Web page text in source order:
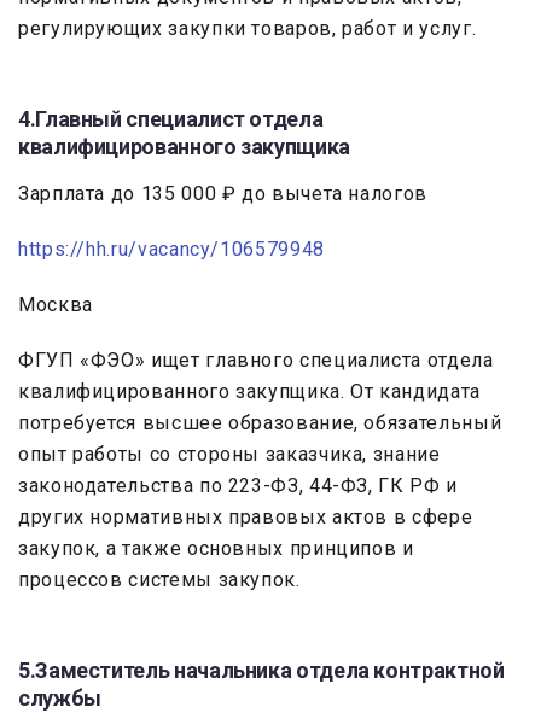
регулирующих закупки товаров, работ и услуг.
4.Главный специалист отдела
квалифицированного закупщика
Зарплата до 135 000 ₽ до вычета налогов
https://hh.ru/vacancy/106579948
Москва
ФГУП «ФЭО» ищет главного специалиста отдела
квалифицированного закупщика. От кандидата
потребуется высшее образование, обязательный
опыт работы со стороны заказчика, знание
законодательства по 223-ФЗ, 44-ФЗ, ГК РФ и
других нормативных правовых актов в сфере
закупок, а также основных принципов и
процессов системы закупок.
5.Заместитель начальника отдела контрактной
службы